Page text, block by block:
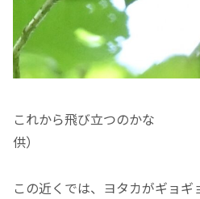
これから飛び立つ
供）
この近くでは、ヨタカがギョギ